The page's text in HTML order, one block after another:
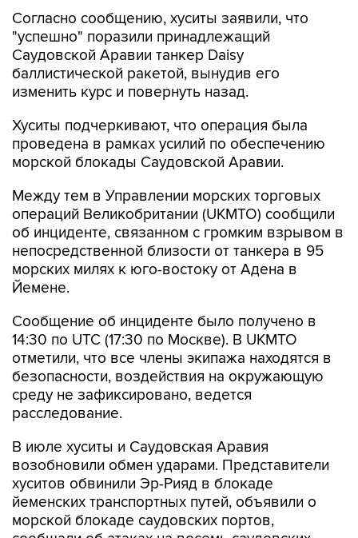
Согласно сообщению, хуситы заявили, что
"успешно" поразили принадлежащий
Саудовской Аравии танкер Daisy
баллистической ракетой, вынудив его
изменить курс и повернуть назад.
Хуситы подчеркивают, что операция была
проведена в рамках усилий по обеспечению
морской блокады Саудовской Аравии.
Между тем в Управлении морских торговых
операций Великобритании (UKMTO) сообщили
об инциденте, связанном с громким взрывом в
непосредственной близости от танкера в 95
морских милях к юго-востоку от Адена в
Йемене.
Сообщение об инциденте было получено в
14:30 по UTC (17:30 по Москве). В UKMTO
отметили, что все члены экипажа находятся в
безопасности, воздействия на окружающую
среду не зафиксировано, ведется
расследование.
В июле хуситы и Саудовская Аравия
возобновили обмен ударами. Представители
хуситов обвинили Эр-Рияд в блокаде
йеменских транспортных путей, объявили о
морской блокаде саудовских портов,